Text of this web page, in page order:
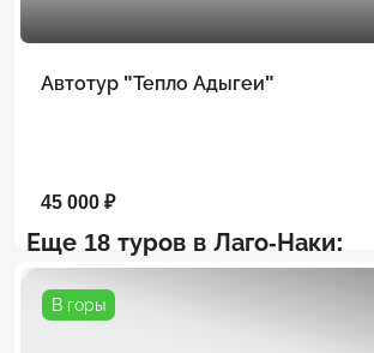
Автотур "Тепло Адыгеи"
45 000 ₽
Еще 18 туров в Лаго-Наки:
В горы